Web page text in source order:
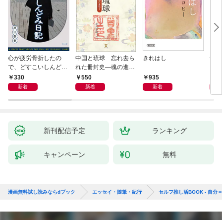
心が疲労骨折したの
で、どすこいしんどみ
日記330
新着
中国と琉球 忘れ去ら
れた冊封史―魂の進化
―550
新着
きれはし
935
新着
母
新刊配信予定 ランキング
キャンペーン 無料
漫画無料試し読みならdブック エッセイ・随筆・紀行 セルフ推し活BOOK - 自分